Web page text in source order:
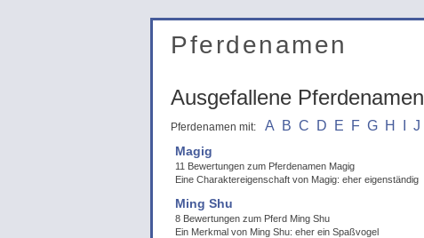
Pferdenamen
Ausgefallene Pferdenamen
Pferdenamen mit: A B C D E F G H J
Magig
11 Bewertungen zum Pferdenamen Magig
Eine Charaktereigenschaft von Magig: eher eigenständig
Ming Shu
8 Bewertungen zum Pferd Ming Shu
Ein Merkmal von Ming Shu: eher ein Spaßvogel